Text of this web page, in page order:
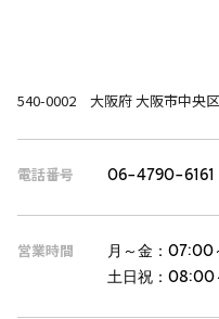
540-0002 大阪府 大阪市中央区
電話番号 06-4790-6161
営業時間 月～金：07:00
土日祝：08:00